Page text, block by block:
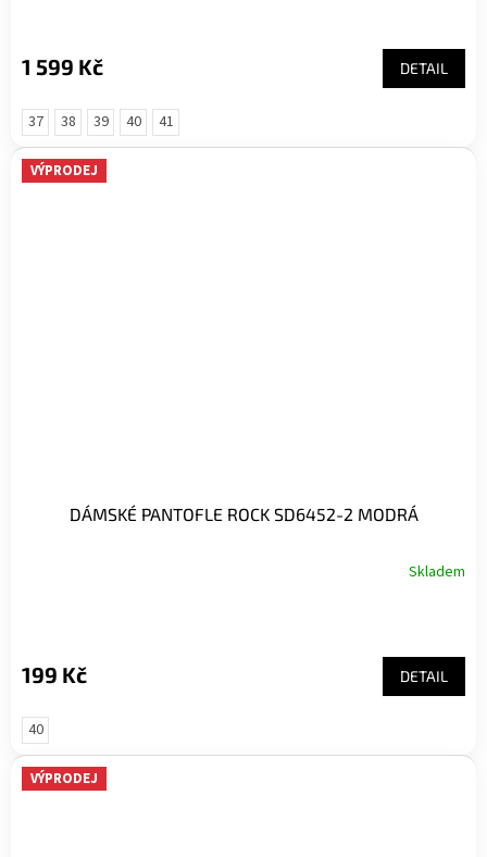
1 599 Kč DETAIL
37 38 39 40 41
VÝPRODEJ
DÁMSKÉ PANTOFLE ROCK SD6452-2 MODRÁ
Skladem
199 Kč DETAIL
40
VÝPRODEJ